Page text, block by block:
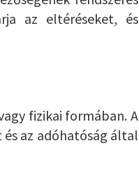
az eltéréseket, és
fizikai formában. A
az adóhatóság által